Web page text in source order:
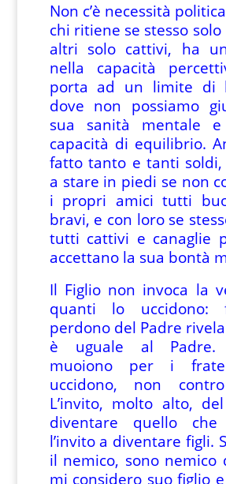
Non c’è necessità
chi ritiene se stesso
altri solo cattivi, ha
nella capacità
porta ad un limite di
dove non possiamo
sua sanità mentale
capacità di equilibrio.
fatto tanto e tanti soldi,
a stare in piedi se non
i propri amici tutti
bravi, e con loro se
tutti cattivi e canaglie
accettano la sua bontà
Il Figlio non invoca la
quanti lo
perdono del Padre
è uguale al
muoiono per i
uccidono, non
L’invito, molto alto,
diventare quello
l’invito a diventare figli.
il nemico, sono nemico
mi considero suo figlio